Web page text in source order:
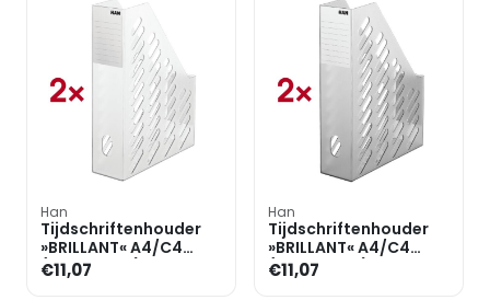
Han
Tijdschriftenhouder
»BRILLANT« A4/C4
(dubbelpak)
€11,07
Han
Tijdschriftenhouder
»BRILLANT« A4/C4
(dubbelpak)
€11,07